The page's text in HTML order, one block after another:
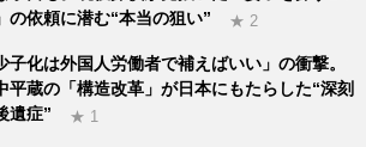
の依頼に潜む“本当の狙い”
★ 2
子化は外国人労働者で補えばいい」の衝撃。
平蔵の「構造改革」が日本にもたらした“深刻
遺症”
★ 1